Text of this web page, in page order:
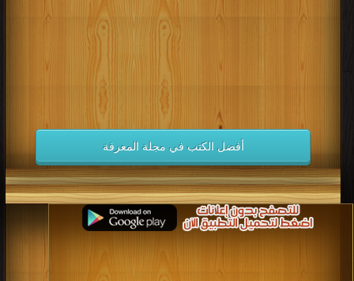
أفضل الكتب في مجلة المعرفة